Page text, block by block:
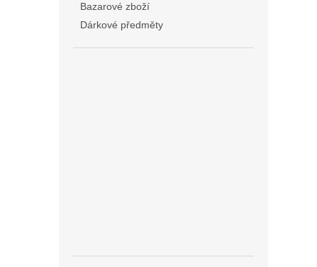
Bazarové zboží
Dárkové předměty